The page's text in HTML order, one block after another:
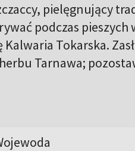
pielęgnujący
podczas
Kalwaria Tokarska.
Tarnawa;